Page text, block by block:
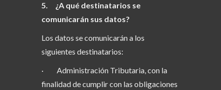
5. ¿A qué destinatarios se
comunicarán sus datos?
Los datos se comunicarán a los
siguientes destinatarios:
· Administración Tributaria, con la
finalidad de cumplir con las obligaciones